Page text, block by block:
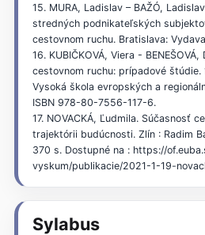
15. MURA, Ladislav – BAŽÓ,
stredných podnikateľských
cestovnom ruchu. Bratislava:
16. KUBIČKOVÁ, Viera -
cestovnom ruchu: prípadové štúdie.
Vysoká škola evropských a
ISBN 978-80-7556-117-6.
17. NOVACKÁ, Ľudmila. Súčasnosť
trajektórii budúcnosti. Zlín : Radim
370 s. Dostupné na : https://
vyskum/publikacie/2021-1-19-
Sylabus